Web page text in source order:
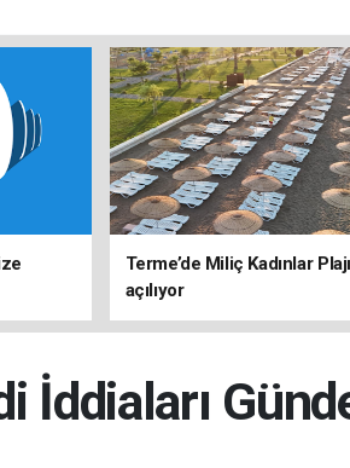
Terme’de Miliç Kadınlar
açılıyor
İddiaları